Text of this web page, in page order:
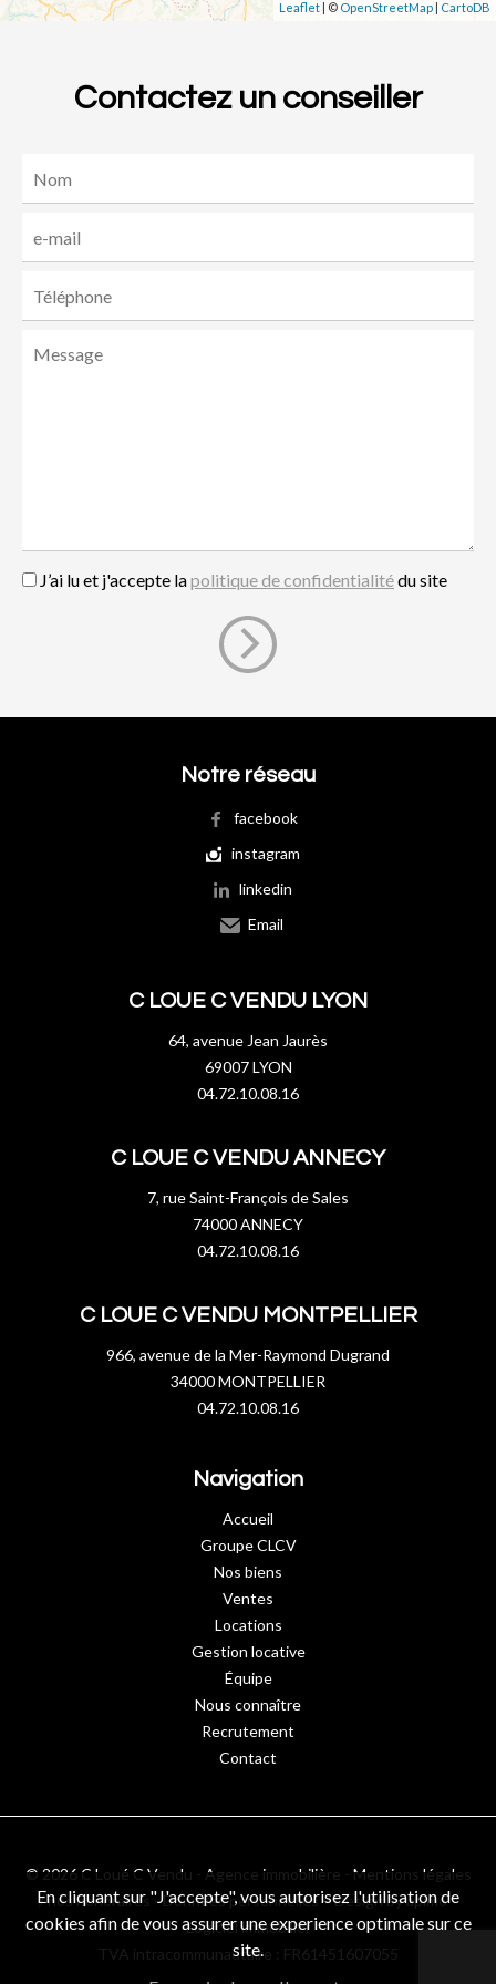
Leaflet| © OpenStreetMap | CartoDB
Contactez un conseiller
J’ai lu et j'accepte lapolitique de confidentialitédu site
Notre réseau
facebook
instagram
linkedin
Email
C LOUE C VENDU LYON
64, avenue Jean Jaurès
69007 LYON
04.72.10.08.16
C LOUE C VENDU ANNECY
7, rue Saint-François de Sales
74000 ANNECY
04.72.10.08.16
C LOUE C VENDU MONTPELLIER
966, avenue de la Mer-Raymond Dugrand
34000 MONTPELLIER
04.72.10.08.16
Navigation
Accueil
Groupe CLCV
Nos biens
Ventes
Locations
Gestion locative
Équipe
Nous connaître
Recrutement
Contact
© 2026 C Loué C Vendu - Agence immobilière - Mentions légales
/ nos honoraires-Données personnelles– Design byapimo™
Logiciel immobilier
TVA intracommunautaire : FR61451607055
En cliquant sur "J'accepte", vous autorisez l'utilisation de
cookies afin de vous assurer une experience optimale sur ce
site.